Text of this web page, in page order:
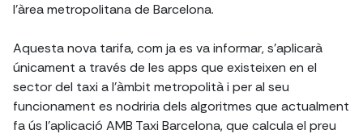
l'àrea metropolitana de Barcelona.
Aquesta nova tarifa, com ja es va informar, s'aplicarà
únicament a través de les apps que existeixen en el
sector del taxi a l'àmbit metropolità i per al seu
funcionament es nodriria dels algoritmes que actualment
fa ús l'aplicació AMB Taxi Barcelona, que calcula el preu